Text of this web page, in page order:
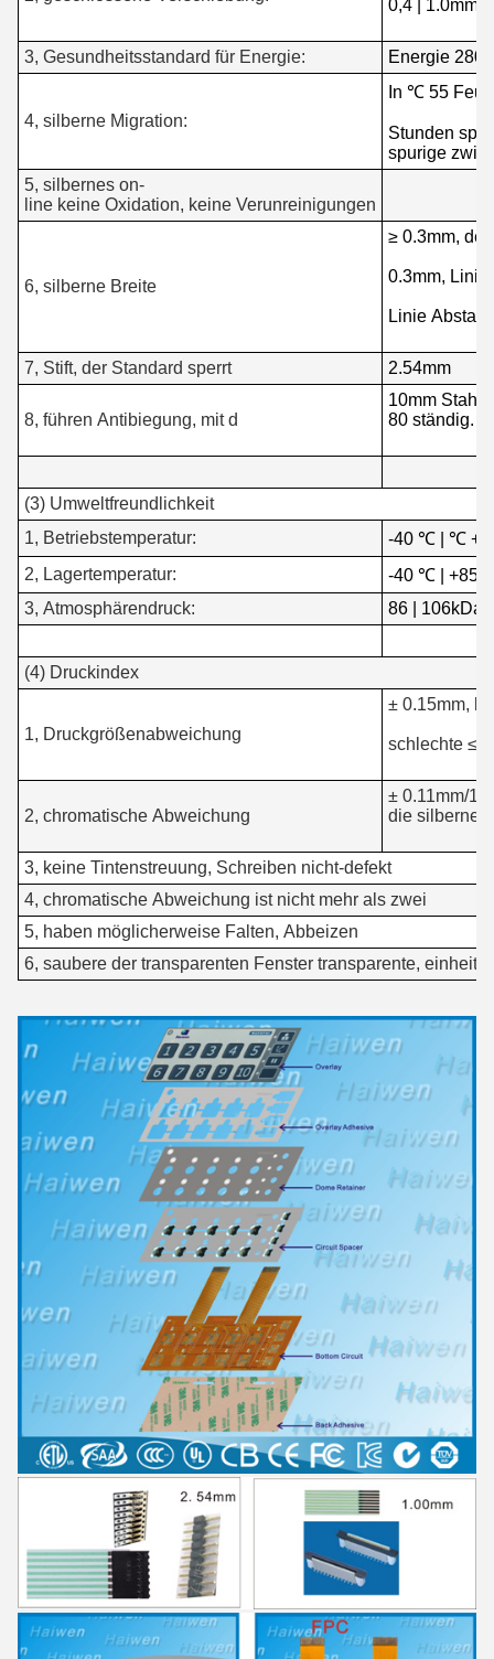
0,4 | 1.0mm
3, Gesundheitsstandard für Energie: Energie 280g
4, silberne Migration:
In ℃ 55
Stunden
spurige
5, silbernes on-
line keine Oxidation, keine Verunreinigungen
6, silberne Breite
≥ 0.3mm,
0.3mm, Linie
Linie
7, Stift, der Standard sperrt 2.54mm
8, führen Antibiegung, mit d
10mm
80 ständig.
(3) Umweltfreundlichkeit
1, Betriebstemperatur:
-40 ℃ | ℃
2, Lagertemperatur:
-40 ℃ | +85
3, Atmosphärendruck:
86 | 106kDa
(4) Druckindex
1, Druckgrößenabweichung
± 0.15mm,
schlechte ≤
2, chromatische Abweichung
± 0.11mm/
die silberne
3, keine Tintenstreuung, Schreiben nicht-defekt
4, chromatische Abweichung ist nicht mehr als zwei
5, haben möglicherweise Falten, Abbeizen
6, saubere der transparenten Fenster transparente,